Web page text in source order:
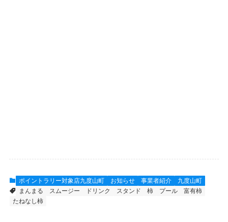
ポイントラリー対象店九度山町 お知らせ 事業者紹介
九度山町
まんまる
スムージー ドリンク スタンド 柿 プール
富有柿
たねなし柿